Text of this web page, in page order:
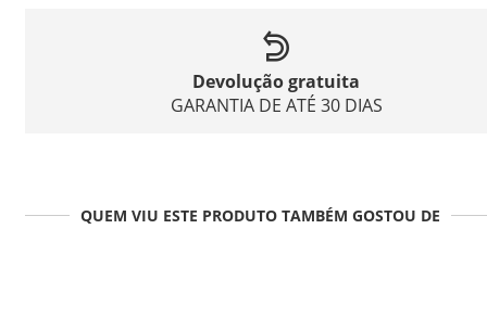
Devolução gratuita
GARANTIA DE ATÉ 30 DIAS
QUEM VIU ESTE PRODUTO TAMBÉM GOSTOU DE